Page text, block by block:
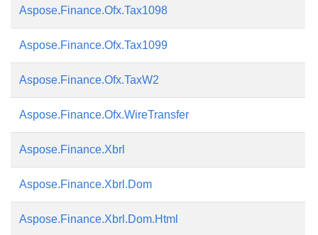
Aspose.Finance.Ofx.Tax1098
Aspose.Finance.Ofx.Tax1099
Aspose.Finance.Ofx.TaxW2
Aspose.Finance.Ofx.WireTransfer
Aspose.Finance.Xbrl
Aspose.Finance.Xbrl.Dom
Aspose.Finance.Xbrl.Dom.Html